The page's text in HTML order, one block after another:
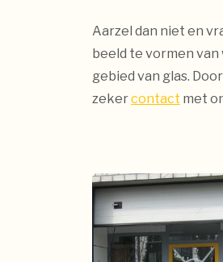
Aarzel dan niet en
beeld te vormen
gebied van glas.
zekercontact met